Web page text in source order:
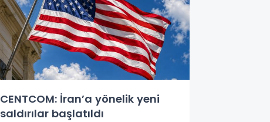
CENTCOM: İran’a yönelik yeni
saldırılar başlatıldı